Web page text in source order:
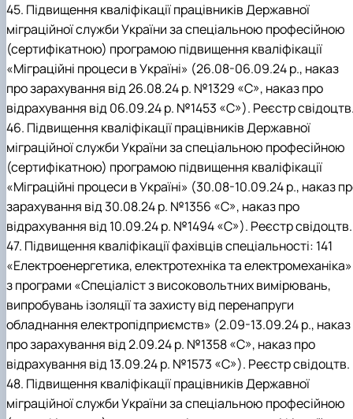
45. Підвищення кваліфікації працівників Державної
міграційної служби України за спеціальною професійною
(сертифікатною) програмою підвищення кваліфікації
«Міграційні процеси в Україні» (26.08-06.09.24 р., наказ
про зарахування від 26.08.24 р. №1329 «С», наказ про
відрахування від 06.09.24 р. №1453 «С»). Реєстр
46. Підвищення кваліфікації працівників Державної
міграційної служби України за спеціальною професійною
(сертифікатною) програмою підвищення кваліфікації
«Міграційні процеси в Україні» (30.08-10.09.24 р., наказ
зарахування від 30.08.24 р. №1356 «С», наказ про
відрахування від 10.09.24 р. №1494 «С»). Реєстр свідоцтв.
47. Підвищення кваліфікації фахівців спеціальності: 141
«Електроенергетика, електротехніка та електромеханіка»
з програми «Спеціаліст з високовольтних вимірювань,
випробувань ізоляції та захисту від перенапруги
обладнання електропідприємств» (2.09-13.09.24 р., наказ
про зарахування від 2.09.24 р. №1358 «С», наказ про
відрахування від 13.09.24 р. №1573 «С»). Реєстр свідоцтв.
48. Підвищення кваліфікації працівників Державної
міграційної служби України за спеціальною професійною